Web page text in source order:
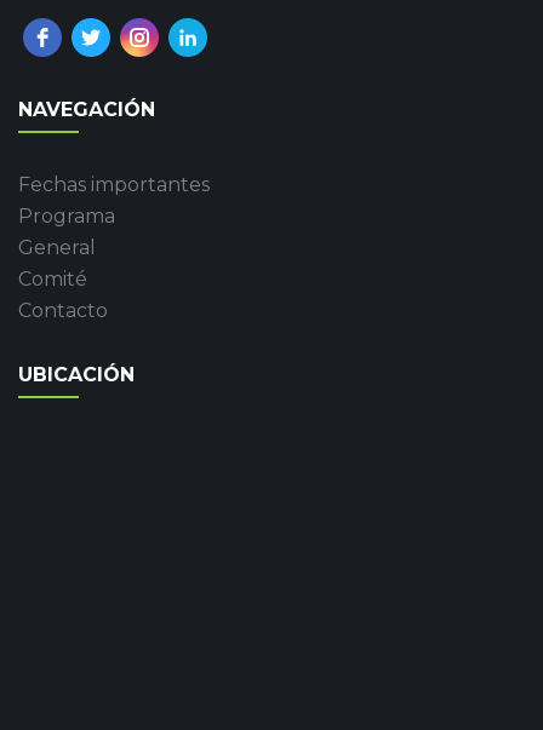
NAVEGACIÓN
Fechas importantes
Programa
General
Comité
Contacto
UBICACIÓN